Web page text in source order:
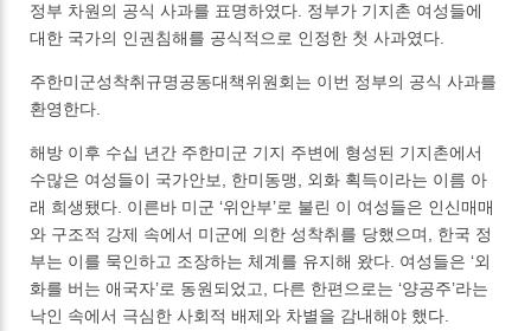
정부 차원의 공식 사과를 표명하였다. 정부가 기지촌 여성들에
대한 국가의 인권침해를 공식적으로 인정한 첫 사과였다.
주한미군성착취규명공동대책위원회는 이번 정부의 공식 사과를
환영한다.
해방 이후 수십 년간 주한미군 기지 주변에 형성된 기지촌에서
수많은 여성들이 국가안보, 한미동맹, 외화 획득이라는 이름 아
래 희생됐다. 이른바 미군 ‘위안부’로 불린 이 여성들은 인신매매
와 구조적 강제 속에서 미군에 의한 성착취를 당했으며, 한국 정
부는 이를 묵인하고 조장하는 체계를 유지해 왔다. 여성들은 ‘외
화를 버는 애국자’로 동원되었고, 다른 한편으로는 ‘양공주’라는
낙인 속에서 극심한 사회적 배제와 차별을 감내해야 했다.